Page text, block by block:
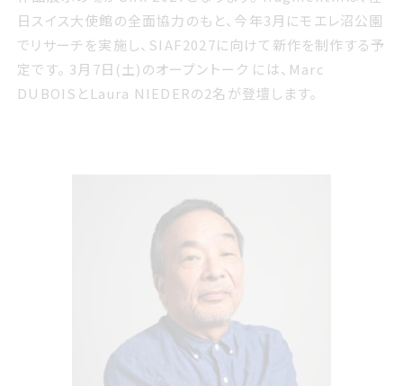
日スイス大使館の全面協力のもと、今年3月にモエレ沼公園
でリサーチを実施し、SIAF2027に向けて新作を制作する予
定です。 3月7日(土)のオープントーク には、Marc
DUBOISとLaura NIEDERの2名が登壇します。